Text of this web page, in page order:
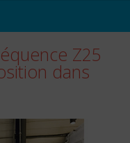
Z25
dans